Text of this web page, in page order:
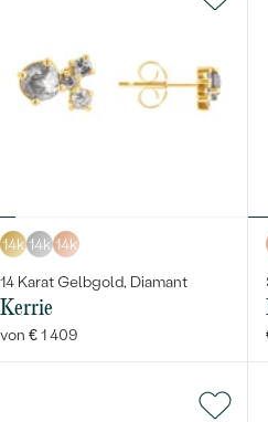
14k 14k 14k
14 Karat Gelbgold, Diamant
Kerrie
von € 1 409